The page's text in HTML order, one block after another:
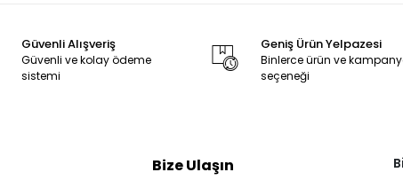
Güvenli Alışveriş
Güvenli ve kolay ödeme
sistemi
Geniş Ürün Yelpazesi
Binlerce ürün ve
seçeneği
Bize Ulaşın